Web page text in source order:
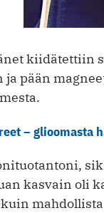
kiidätettiin
pään
– glioomasta
kasvain oli